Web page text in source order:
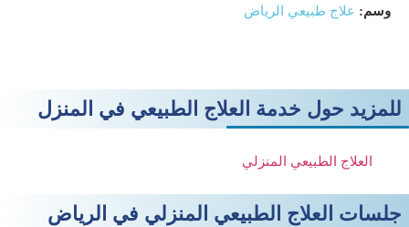
وسم: علاج طبيعي الرياض
للمزيد حول خدمة العلاج الطبيعي في المنزل
العلاج الطبيعي المنزلي
جلسات العلاج الطبيعي المنزلي في الرياض